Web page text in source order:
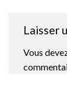
Laisser
Vous